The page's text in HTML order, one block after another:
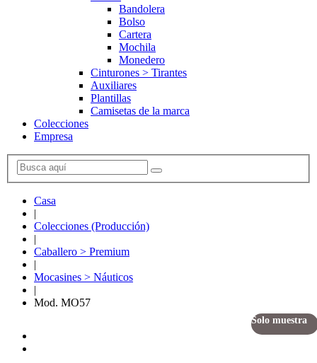
Bandolera
Bolso
Cartera
Mochila
Monedero
Cinturones > Tirantes
Auxiliares
Plantillas
Camisetas de la marca
Colecciones
Empresa
Casa
|
Colecciones (Producción)
|
Caballero > Premium
|
Mocasines > Náuticos
|
Mod. MO57
Solo muestra